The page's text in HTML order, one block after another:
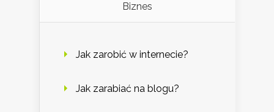
Biznes
Jak zarobić w internecie?
Jak zarabiać na blogu?